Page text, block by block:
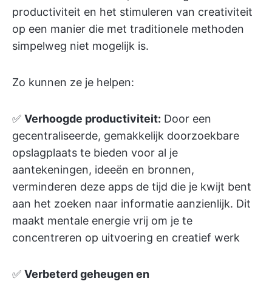
productiviteit en het stimuleren van creativiteit
op een manier die met traditionele methoden
simpelweg niet mogelijk is.
Zo kunnen ze je helpen:
✅ Verhoogde productiviteit: Door een
gecentraliseerde, gemakkelijk doorzoekbare
opslagplaats te bieden voor al je
aantekeningen, ideeën en bronnen,
verminderen deze apps de tijd die je kwijt bent
aan het zoeken naar informatie aanzienlijk. Dit
maakt mentale energie vrij om je te
concentreren op uitvoering en creatief werk
✅ Verbeterd geheugen en